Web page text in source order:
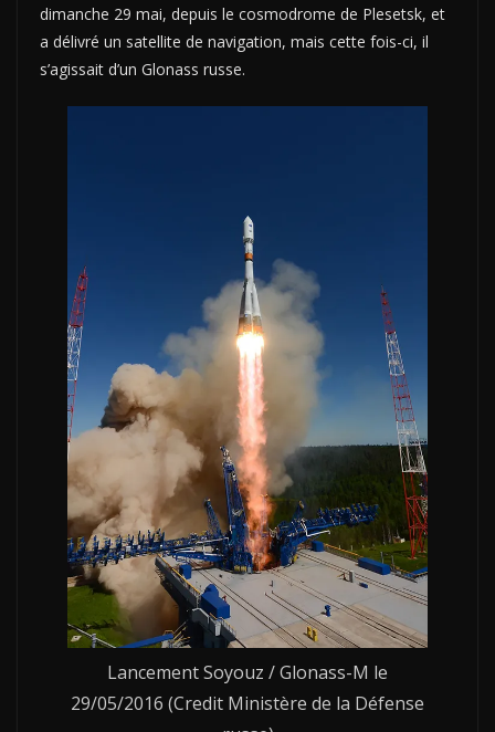
dimanche 29 mai, depuis le cosmodrome de Plesetsk, et
a délivré un satellite de navigation, mais cette fois-ci, il
s’agissait d’un Glonass russe.
Lancement Soyouz / Glonass-M le
29/05/2016 (Credit Ministère de la Défense